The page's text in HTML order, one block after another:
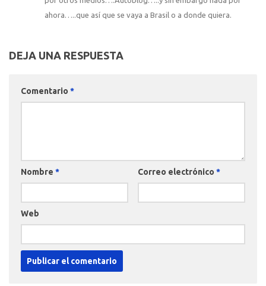
ahora…..que así que se vaya a Brasil o a donde quiera.
DEJA UNA RESPUESTA
Comentario *
Nombre * Correo electrónico *
Web